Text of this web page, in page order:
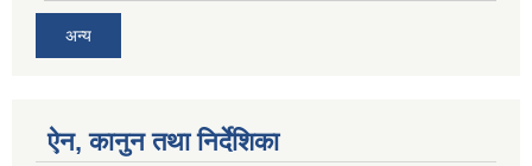
अन्य
ऐन, कानुन तथा निर्देशिका